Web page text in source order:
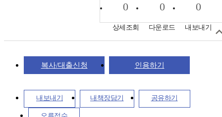
0
상세조회
0
다운로드
0
내보내기
복사/대출신청 인용하기
내보내기 내책장담기 공유하기